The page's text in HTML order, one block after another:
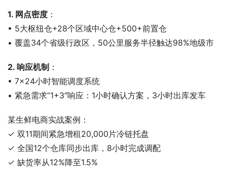
1. 网点密度 ：
• 5大枢纽仓+28个区域中心仓+500+前置仓
• 覆盖34个省级行政区，50公里服务半径触达98%地级市
2. 响应机制 ：
• 7×24小时智能调度系统
• 紧急需求”1+3″响应：1小时确认方案，3小时出库发车
某生鲜电商实战案例：
✓ 双11期间紧急增租20,000片冷链托盘
✓ 全国12个仓库同步出库，8小时完成调配
✓ 缺货率从12%降至1.5%